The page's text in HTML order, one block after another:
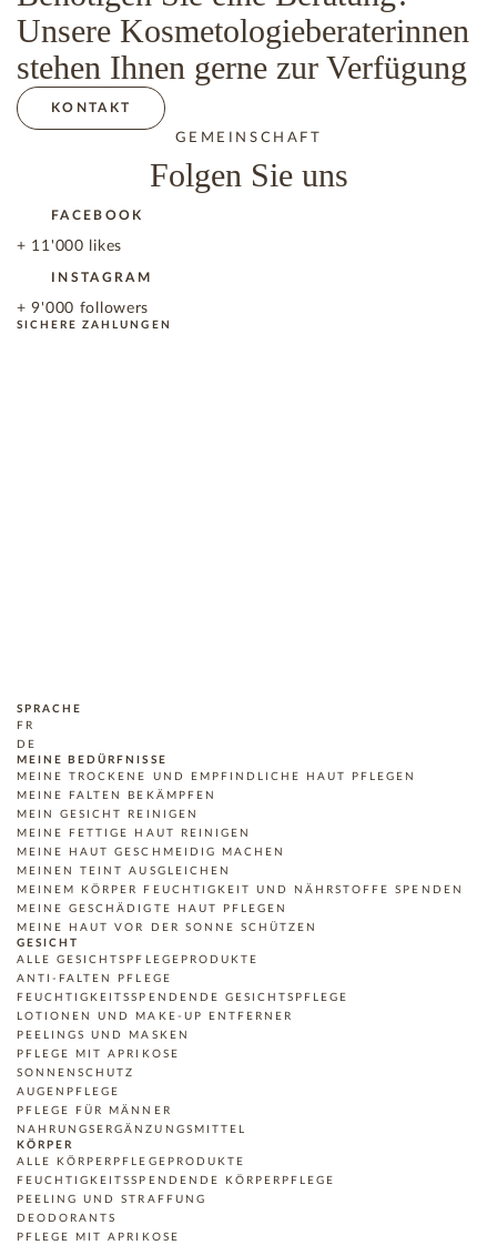
Unsere Kosmetologieberaterinnen
stehen Ihnen gerne zur Verfügung
KONTAKT
GEMEINSCHAFT
Folgen Sie uns
FACEBOOK
+ 11'000 likes
INSTAGRAM
+ 9'000 followers
SICHERE ZAHLUNGEN
SPRACHE
FR
DE
MEINE BEDÜRFNISSE
MEINE TROCKENE UND EMPFINDLICHE HAUT PFLEGEN
MEINE FALTEN BEKÄMPFEN
MEIN GESICHT REINIGEN
MEINE FETTIGE HAUT REINIGEN
MEINE HAUT GESCHMEIDIG MACHEN
MEINEN TEINT AUSGLEICHEN
MEINEM KÖRPER FEUCHTIGKEIT UND NÄHRSTOFFE SPENDEN
MEINE GESCHÄDIGTE HAUT PFLEGEN
MEINE HAUT VOR DER SONNE SCHÜTZEN
GESICHT
ALLE GESICHTSPFLEGEPRODUKTE
ANTI-FALTEN PFLEGE
FEUCHTIGKEITSSPENDENDE GESICHTSPFLEGE
LOTIONEN UND MAKE-UP ENTFERNER
PEELINGS UND MASKEN
PFLEGE MIT APRIKOSE
SONNENSCHUTZ
AUGENPFLEGE
PFLEGE FÜR MÄNNER
NAHRUNGSERGÄNZUNGSMITTEL
KÖRPER
ALLE KÖRPERPFLEGEPRODUKTE
FEUCHTIGKEITSSPENDENDE KÖRPERPFLEGE
PEELING UND STRAFFUNG
DEODORANTS
PFLEGE MIT APRIKOSE